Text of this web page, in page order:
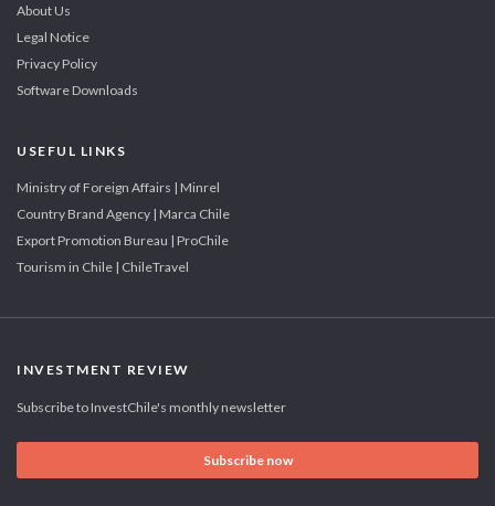
About Us
Legal Notice
Privacy Policy
Software Downloads
USEFUL LINKS
Ministry of Foreign Affairs | Minrel
Country Brand Agency | Marca Chile
Export Promotion Bureau | ProChile
Tourism in Chile | ChileTravel
INVESTMENT REVIEW
Subscribe to InvestChile's monthly newsletter
Subscribe now